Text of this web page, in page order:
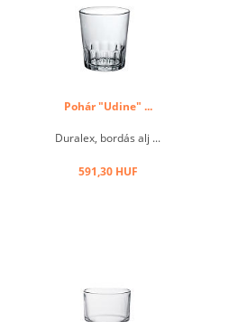
Pohár "Udine" ...
Duralex, bordás alj ...
591,30 HUF